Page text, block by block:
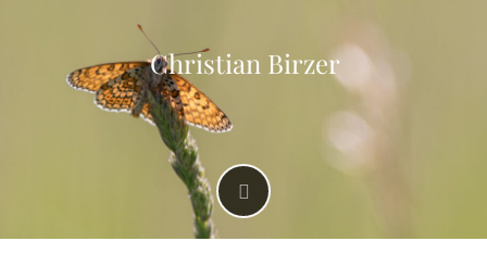
Christian Birzer